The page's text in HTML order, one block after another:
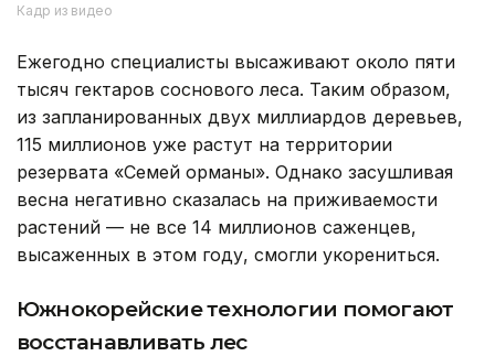
Кадр из видео
Ежегодно специалисты высаживают около пяти
тысяч гектаров соснового леса. Таким образом,
из запланированных двух миллиардов деревьев,
115 миллионов уже растут на территории
резервата «Семей орманы». Однако засушливая
весна негативно сказалась на приживаемости
растений — не все 14 миллионов саженцев,
высаженных в этом году, смогли укорениться.
Южнокорейские технологии помогают
восстанавливать лес